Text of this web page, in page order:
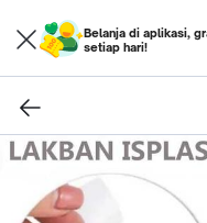
Belanja di aplikasi,
setiap hari!